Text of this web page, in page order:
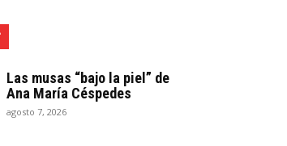
Las musas “bajo la piel” de
Ana María Céspedes
agosto 7, 2026